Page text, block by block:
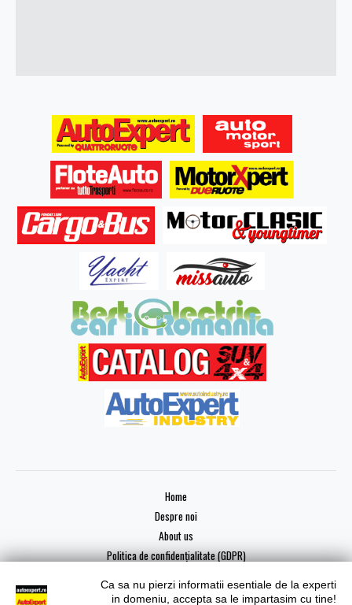
Home
Despre noi
About us
Politica de confidențialitate (GDPR)
Ca sa nu pierzi informatii esentiale de la experti
in domeniu, accepta sa le impartasim cu tine!